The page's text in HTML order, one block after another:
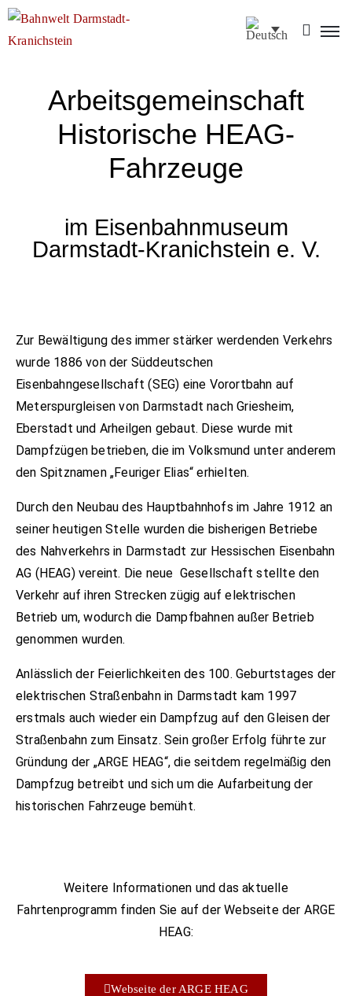
Arbeitsgemeinschaft
Historische HEAG-
Fahrzeuge
im Eisenbahnmuseum
Darmstadt-Kranichstein e. V.
Zur Bewältigung des immer stärker werdenden Verkehrs
wurde 1886 von der Süddeutschen
Eisenbahngesellschaft (SEG) eine Vorortbahn auf
Meterspurgleisen von Darmstadt nach Griesheim,
Eberstadt und Arheilgen gebaut. Diese wurde mit
Dampfzügen betrieben, die im Volksmund unter anderem
den Spitznamen „Feuriger Elias“ erhielten.
Durch den Neubau des Hauptbahnhofs im Jahre 1912 an
seiner heutigen Stelle wurden die bisherigen Betriebe
des Nahverkehrs in Darmstadt zur Hessischen Eisenbahn
AG (HEAG) vereint. Die neue Gesellschaft stellte den
Verkehr auf ihren Strecken zügig auf elektrischen
Betrieb um, wodurch die Dampfbahnen außer Betrieb
genommen wurden.
Anlässlich der Feierlichkeiten des 100. Geburtstages der
elektrischen Straßenbahn in Darmstadt kam 1997
erstmals auch wieder ein Dampfzug auf den Gleisen der
Straßenbahn zum Einsatz. Sein großer Erfolg führte zur
Gründung der „ARGE HEAG“, die seitdem regelmäßig den
Dampfzug betreibt und sich um die Aufarbeitung der
historischen Fahrzeuge bemüht.
Weitere Informationen und das aktuelle
Fahrtenprogramm finden Sie auf der Webseite der ARGE
HEAG:
Webseite der ARGE HEAG
Pressebereich